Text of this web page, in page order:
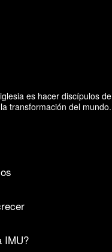
es hacer discípulos de
transformación del mundo.
IMU?